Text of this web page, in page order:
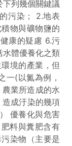
下列幾個關鍵議
污染； 2.地表
物與礦物鹽的
康的疑慮 6.污
水體優養化之類
境的產業，但
一(以氮為例，
業所造成的水